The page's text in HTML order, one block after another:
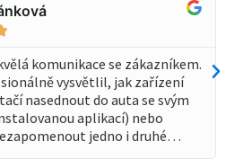
komunikace se zákazníkem.
vysvětlil, jak zařízení
nasednout do auta se svým
aplikací) nebo
jedno i druhé…